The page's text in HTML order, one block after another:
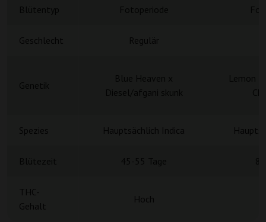
Geschlecht Regulär
Spezies Hauptsächlich Indica
THC-
Gehalt
Hoch